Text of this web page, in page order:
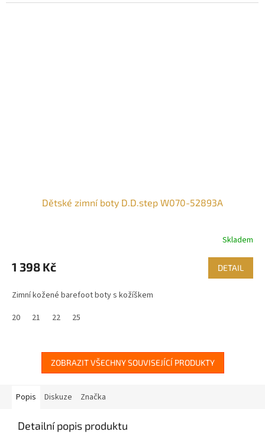
Dětské zimní boty D.D.step W070-52893A
Skladem
1 398 Kč DETAIL
Zimní kožené barefoot boty s kožíškem
20
21 22 25
ZOBRAZIT VŠECHNY SOUVISEJÍCÍ PRODUKTY
Popis Diskuze Značka
Detailní popis produktu